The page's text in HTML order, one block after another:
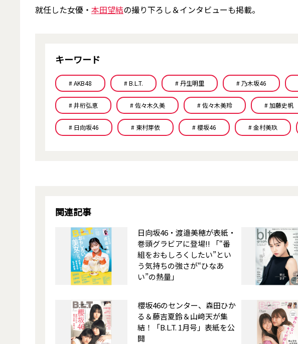
就任した女優・ 本田望結の撮り下ろし＆インタビューも掲載。
キーワード
# AKB48 # B.L.T. # 丹生明里 # 乃木坂46
# 井桁弘恵 # 佐々木久美 # 佐々木美玲 # 加藤史帆
# 日向坂46 # 東村芽依 # 櫻坂46 # 金村美玖
関連記事
日向坂46・渡邉美穂が表紙・
巻頭グラビアに登場!! 「“番
組をおもしろくしたい”とい
う気持ちの強さが“ひなあ
い”の熱量」
櫻坂46のセンター、森田ひか
る＆藤吉夏鈴＆山﨑天が集
結！「B.L.T. 1月号」表紙を公
開